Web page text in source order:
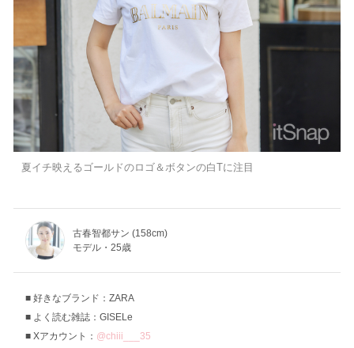
夏イチ映えるゴールドのロゴ＆ボタンの白Tに注目
古春智都サン (158cm)
モデル・25歳
好きなブランド：ZARA
よく読む雑誌：GISELe
Xアカウント： @chiii___35